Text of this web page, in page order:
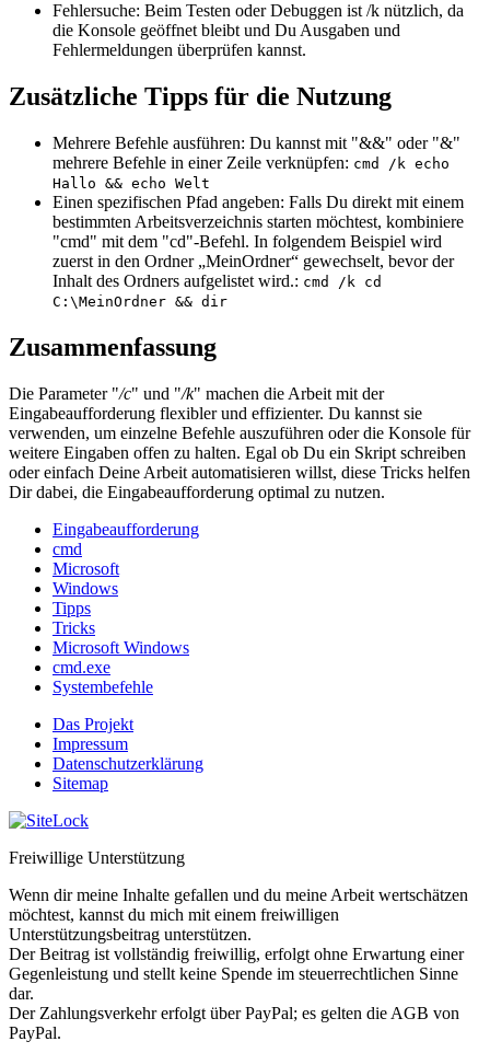
Fehlersuche: Beim Testen oder Debuggen ist /k nützlich, da
die Konsole geöffnet bleibt und Du Ausgaben und
Fehlermeldungen überprüfen kannst.
Zusätzliche Tipps für die Nutzung
Mehrere Befehle ausführen: Du kannst mit "&&" oder "&"
mehrere Befehle in einer Zeile verknüpfen: cmd /k echo
Hallo && echo Welt
Einen spezifischen Pfad angeben: Falls Du direkt mit einem
bestimmten Arbeitsverzeichnis starten möchtest, kombiniere
"cmd" mit dem "cd"-Befehl. In folgendem Beispiel wird
zuerst in den Ordner „MeinOrdner“ gewechselt, bevor der
Inhalt des Ordners aufgelistet wird.: cmd /k cd
C:\MeinOrdner && dir
Zusammenfassung
Die Parameter "/c" und "/k" machen die Arbeit mit der
Eingabeaufforderung flexibler und effizienter. Du kannst sie
verwenden, um einzelne Befehle auszuführen oder die Konsole für
weitere Eingaben offen zu halten. Egal ob Du ein Skript schreiben
oder einfach Deine Arbeit automatisieren willst, diese Tricks helfen
Dir dabei, die Eingabeaufforderung optimal zu nutzen.
Eingabeaufforderung
cmd
Microsoft
Windows
Tipps
Tricks
Microsoft Windows
cmd.exe
Systembefehle
Das Projekt
Impressum
Datenschutzerklärung
Sitemap
Freiwillige Unterstützung
Wenn dir meine Inhalte gefallen und du meine Arbeit wertschätzen
möchtest, kannst du mich mit einem freiwilligen
Unterstützungsbeitrag unterstützen.
Der Beitrag ist vollständig freiwillig, erfolgt ohne Erwartung einer
Gegenleistung und stellt keine Spende im steuerrechtlichen Sinne
dar.
Der Zahlungsverkehr erfolgt über PayPal; es gelten die AGB von
PayPal.